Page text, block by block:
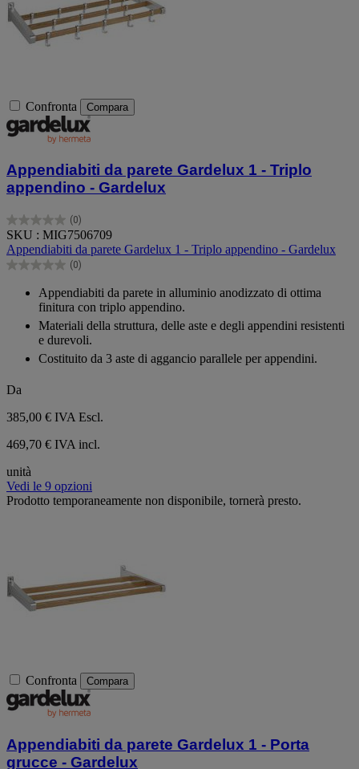
Confronta Compara
Appendiabiti da parete Gardelux 1 - Triplo
appendino - Gardelux
(0)
0.0
su
5
stelle.
SKU : MIG7506709
Appendiabiti da parete Gardelux 1 - Triplo appendino - Gardelux
(0)
0.0
Appendiabiti da parete in alluminio anodizzato di ottima
finitura con triplo appendino.
Materiali della struttura, delle aste e degli appendini resistenti
e durevoli.
Costituito da 3 aste di aggancio parallele per appendini.
Da
385,00 € IVA Escl.
469,70 € IVA incl.
unità
Vedi le 9 opzioni
Prodotto temporaneamente non disponibile, tornerà presto.
Confronta Compara
Appendiabiti da parete Gardelux 1 - Porta
grucce - Gardelux